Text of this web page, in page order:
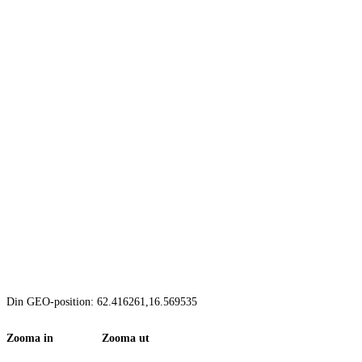
Din GEO-position: 62.416261,16.569535
Zooma in Zooma ut